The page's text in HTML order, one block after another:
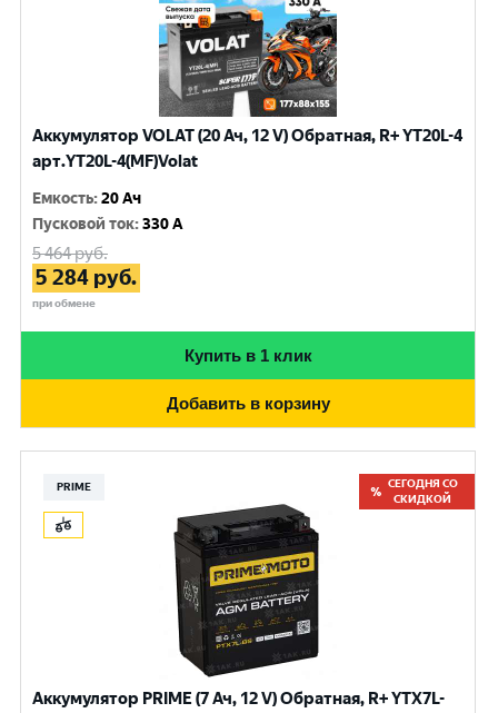
Аккумулятор VOLAT (20 Ач, 12 V) Обратная, R+ YT20L-4
арт.YT20L-4(MF)Volat
Емкость:20 Ач
Пусковой ток:330 A
5 464руб.
5 284 руб.
при обмене
Купить в 1 клик
Добавить в корзину
PRIME
СЕГОДНЯ СО
СКИДКОЙ
Аккумулятор PRIME (7 Ач, 12 V) Обратная, R+ YTX7L-